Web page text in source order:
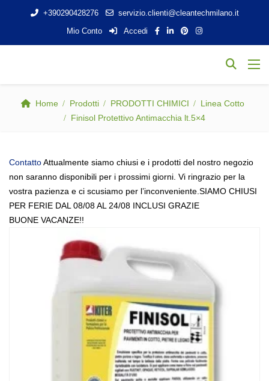
+390290428276
servizio.clienti@cleantechmilano.it
Mio Conto
Accedi
Home Prodotti PRODOTTI CHIMICI
Linea Cotto
Finisol Protettivo Antimacchia lt.5×4
ContattoAttualmente siamo chiusi e i prodotti del nostro negozio
non saranno disponibili per i prossimi giorni. Vi ringrazio per la
vostra pazienza e ci scusiamo per l’inconveniente.SIAMO CHIUSI
PER FERIE DAL 08/08 AL 24/08 INCLUSI GRAZIE
BUONE VACANZE!!